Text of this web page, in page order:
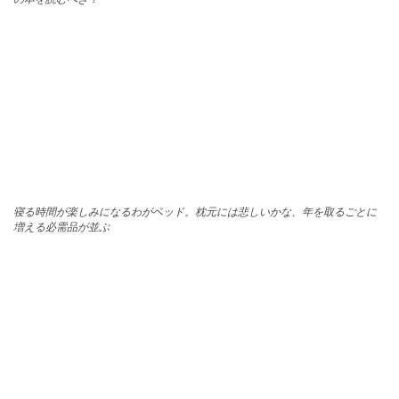
寝る時間が楽しみになるわがベッド。枕元には悲しいかな、年を取るごとに
増える必需品が並ぶ